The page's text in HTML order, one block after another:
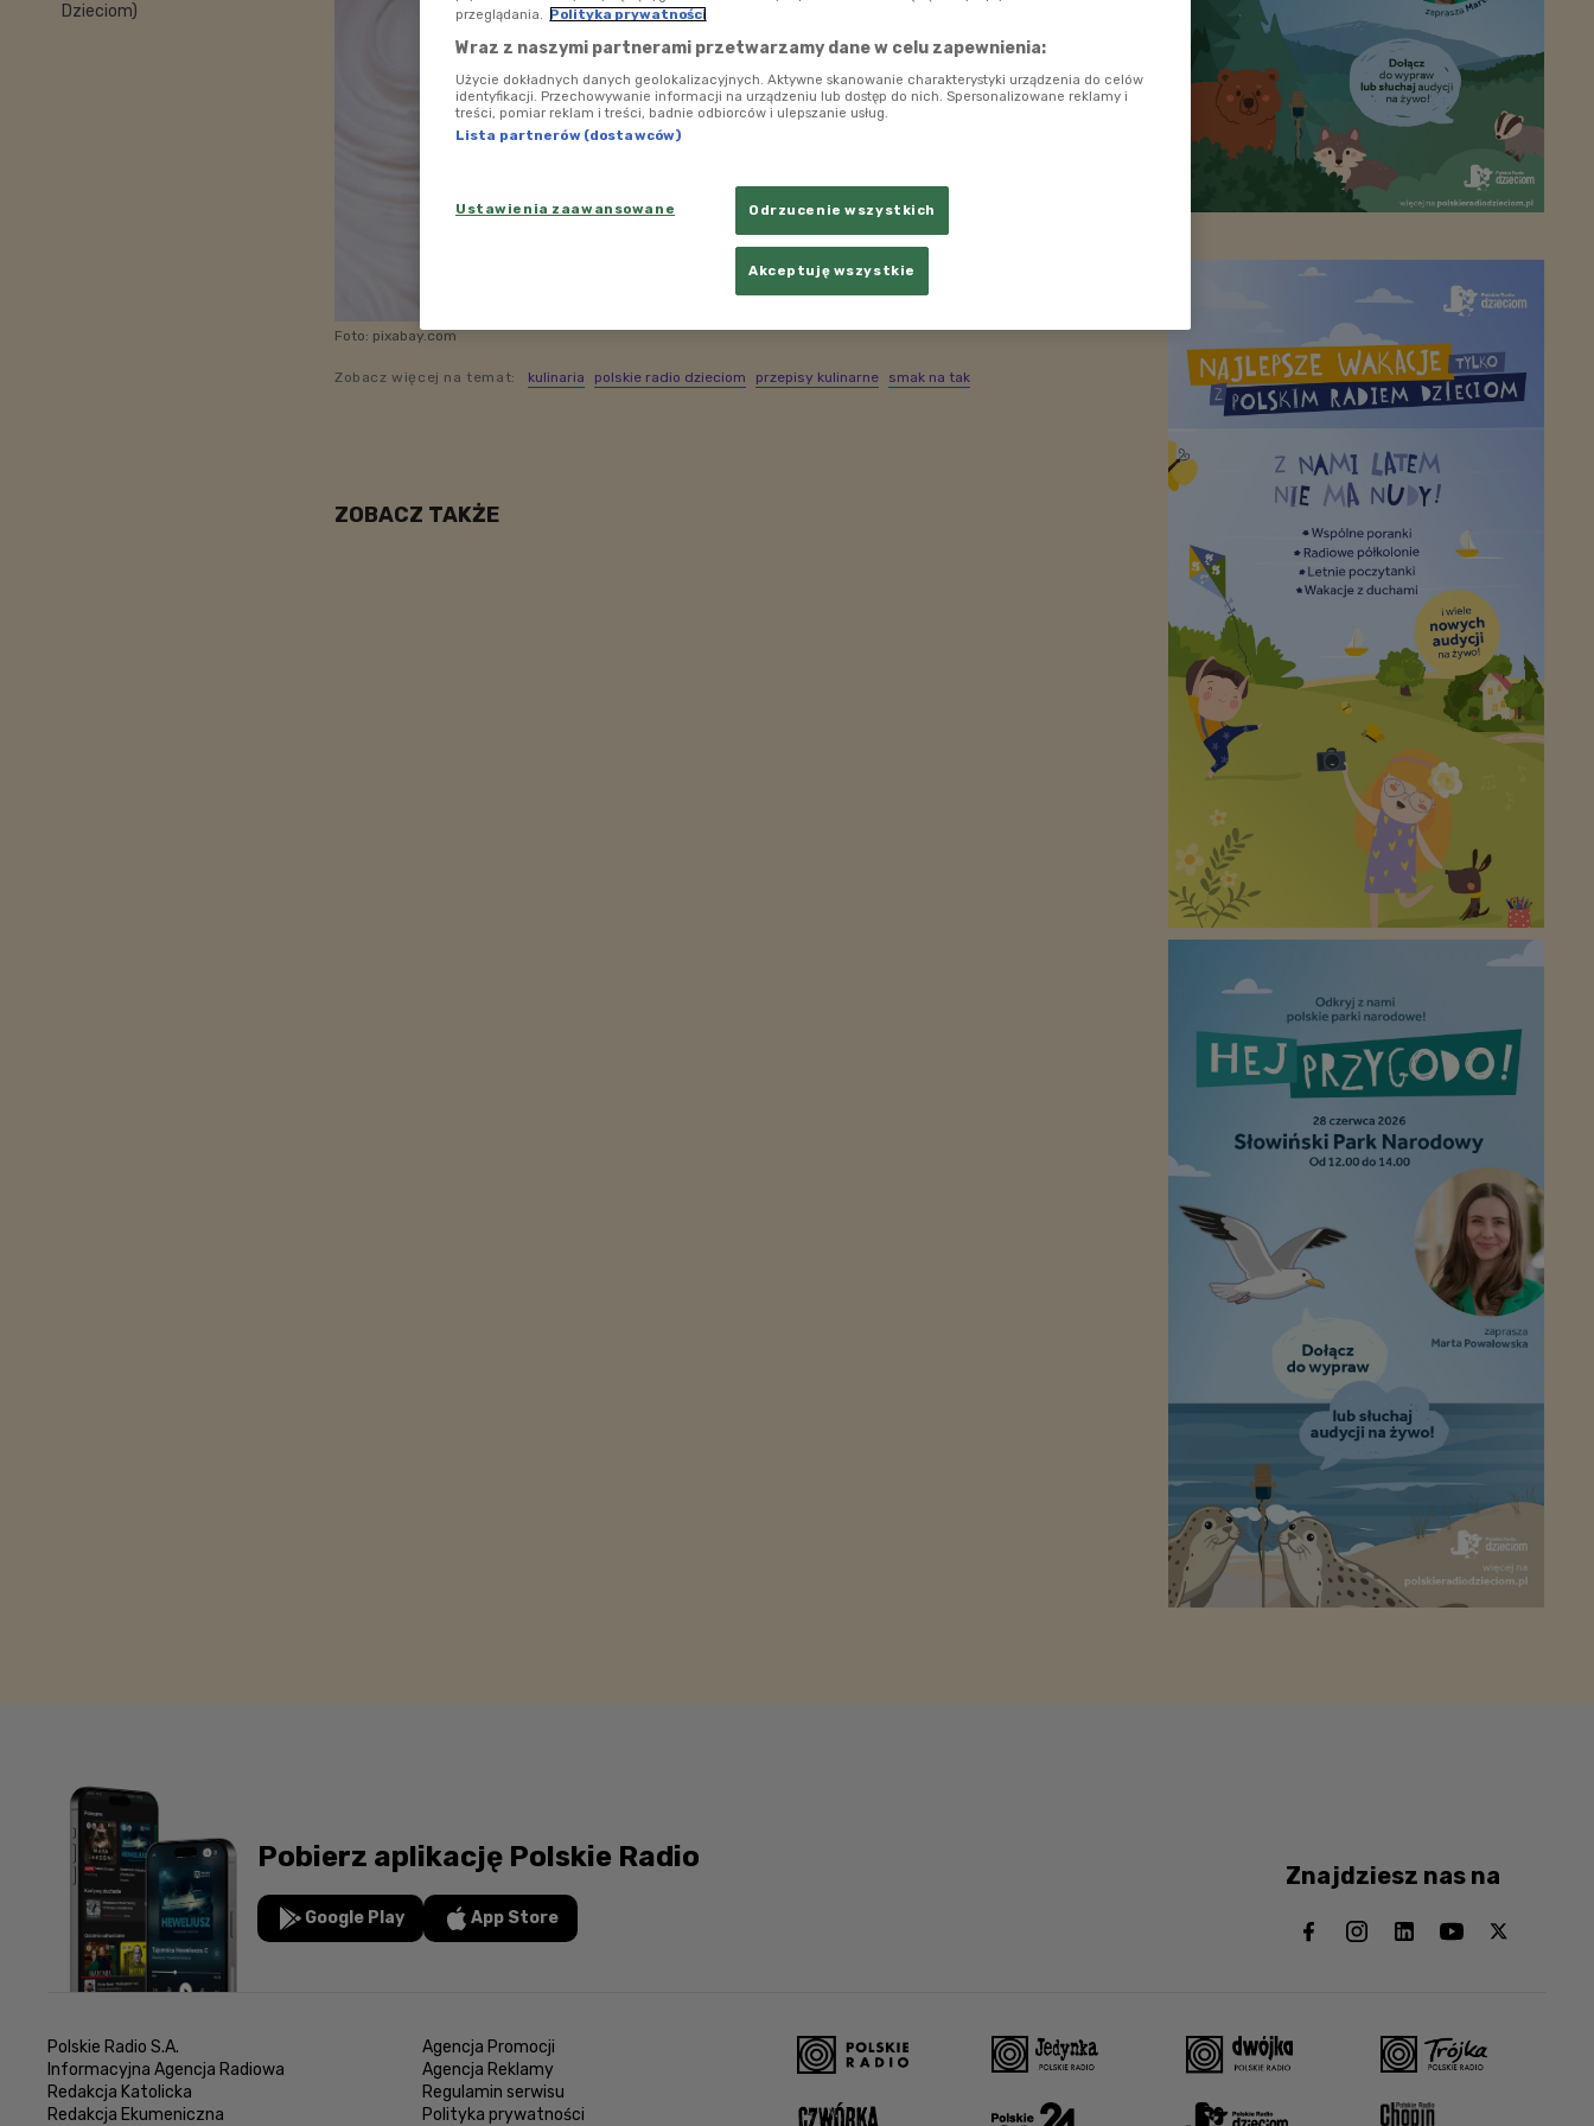
Dzieciom)
Foto: pixabay.com
Zobacz więcej na temat: kulinaria polskie radio dzieciom przepisy kulinarne smak na tak
ZOBACZ TAKŻE
Pobierz aplikację Polskie Radio
Google Play App Store
Znajdziesz nas na
Polskie Radio S.A.
Informacyjna Agencja Radiowa
Redakcja Katolicka
Redakcja Ekumeniczna
Agencja Promocji
Agencja Reklamy
Regulamin serwisu
Polityka prywatności
przeglądania. Polityka prywatności
Wraz z naszymi partnerami przetwarzamy dane w celu zapewnienia:
Użycie dokładnych danych geolokalizacyjnych. Aktywne skanowanie charakterystyki urządzenia do celów
identyfikacji. Przechowywanie informacji na urządzeniu lub dostęp do nich. Spersonalizowane reklamy i
treści, pomiar reklam i treści, badnie odbiorców i ulepszanie usług.
Lista partnerów (dostawców)
Ustawienia zaawansowane Odrzucenie wszystkich
Akceptuję wszystkie